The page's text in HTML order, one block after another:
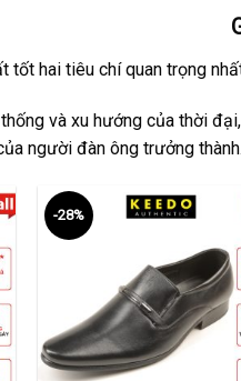
hai tiêu chí quan trọng
và xu hướng của thời
người đàn ông trưởng thành.
-28%